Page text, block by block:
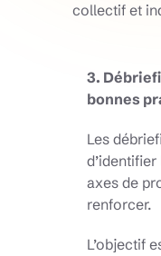
collectif et
3.
bonnes
Les
axes de
renforcer.
L’objectif